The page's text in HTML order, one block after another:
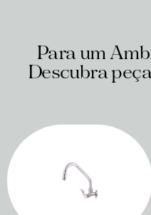
Para um
Descubra